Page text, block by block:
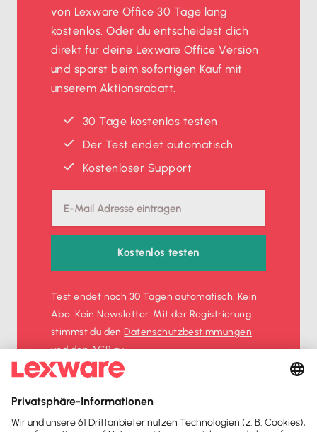
von Lexware Office 30 Tage lang
kostenlos. Oder du entscheidest dich
direkt für deine Lexware Office Version
und sparst beim sofortigen Kauf mit
unserem Aktionsrabatt.
30 Tage kostenlos testen
Der Test endet automatisch
Kostenloser Support
Kostenlos testen
Test endet nach 30 Tagen automatisch. Kein
Abo. Kein Newsletter. Mit der Registrierung
stimmst du denDatenschutz­bestimmungen
und denAGBzu.